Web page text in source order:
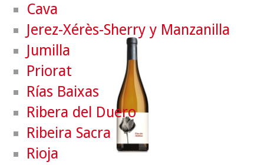
Cava
Jerez-Xérès-Sherry y Manzanilla
Jumilla
Priorat
Rías Baixas
Ribera del Duero
Ribeira Sacra
Rioja